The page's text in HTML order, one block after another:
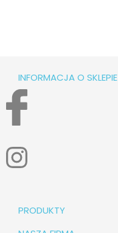
INFORMACJA O SKLEPIE
PRODUKTY